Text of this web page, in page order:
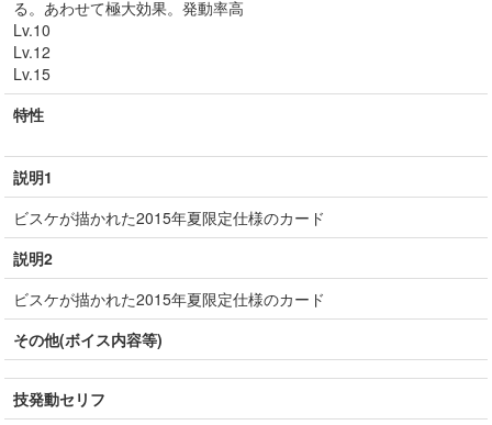
る。あわせて極大効果。発動率高
Lv.10
Lv.12
Lv.15
特性
説明1
ビスケが描かれた2015年夏限定仕様のカード
説明2
ビスケが描かれた2015年夏限定仕様のカード
その他(ボイス内容等)
技発動セリフ